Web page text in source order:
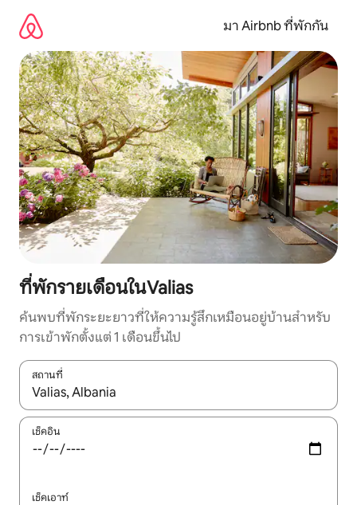
เนื้อหา
มา Airbnb ที่พักกัน
ที่พักรายเดือนในValias
ค้นพบที่พักระยะยาวที่ให้ความรู้สึกเหมือนอยู่บ้านสำหรับ
การเข้าพักตั้งแต่ 1 เดือนขึ้นไป
สถานที่
ใช้ลูกศรขึ้นลง หรือใช้การสัมผัสหรือปัด เพื่อสำรวจผลการค้นหา
เช็คอิน
เช็คเอาท์